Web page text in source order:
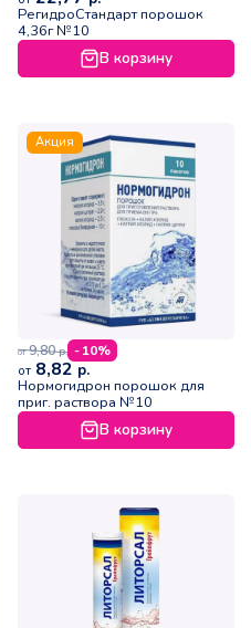
РегидроСтандарт порошок
4,36г №10
В корзину
Акция
от 9,80р. - 10%
от 8,82 р.
Нормогидрон порошок для
приг. раствора №10
В корзину